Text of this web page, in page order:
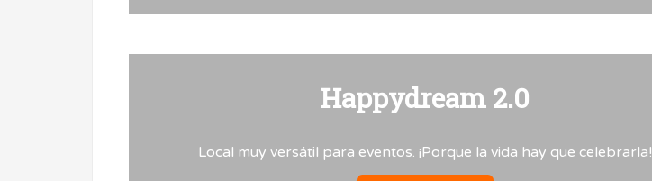
Happydream 2.0
Local muy versátil para eventos. ¡Porque la vida hay que celebrarla!